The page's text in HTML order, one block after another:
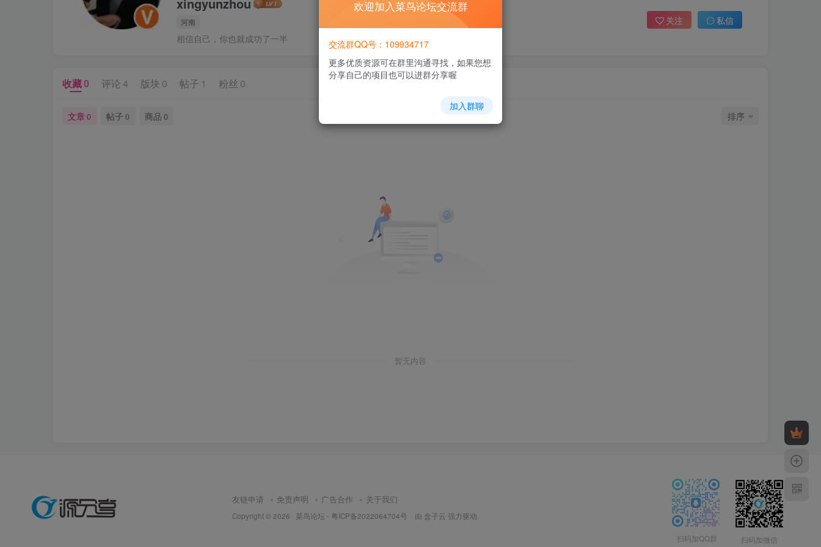
河南
相信自己，你也就成功了一半
关注 私信
收藏0 评论 4 版块 0 帖子 1 粉丝 0
文章0 帖子 0 商品 0 排序
暂无内容
友链申请 免责声明 广告合作 关于我们
Copyright © 2026 · 菜鸟论坛 - 粤ICP备2022064704号 · 由 盒子云 强力驱动.
扫码加QQ群 扫码加微信
欢迎加入菜鸟论坛交流群
交流群QQ号：109934717
更多优质资源可在群里沟通寻找，如果您想
分享自己的项目也可以进群分享喔
加入群聊